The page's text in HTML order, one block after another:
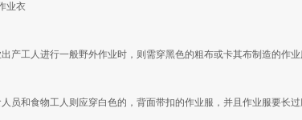
业衣
产工人进行一般野外作业时，则需穿黑色的粗布或卡其布制造的作
员和食物工人则应穿白色的，背面带扣的作业服，并且作业服要长